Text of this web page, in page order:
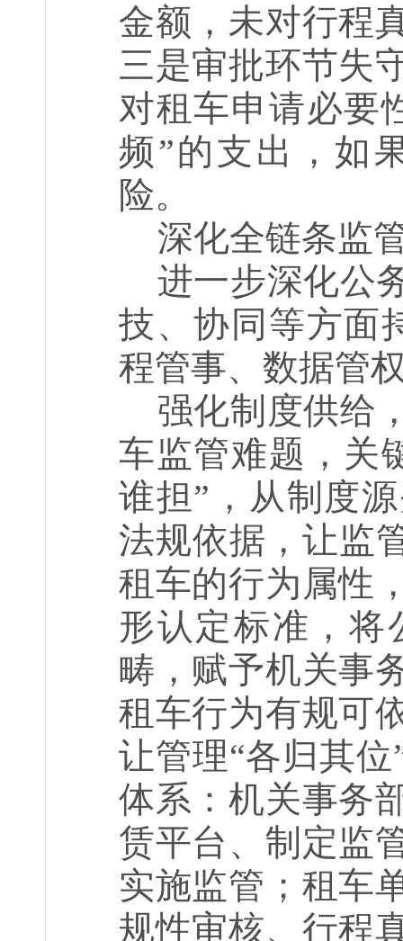
金额，未对行程
三是审批环节失
对租车申请必要
频”的支出，如
险。
深化全链条监
进一步深化公
技、协同等方面
程管事、数据管
强化制度供给
车监管难题，关
谁担”，从制度
法规依据，让监
租车的行为属性
形认定标准，将
畴，赋予机关事
租车行为有规可
让管理“各归其
体系：机关事务
赁平台、制定监
实施监管；租车
规性审核、行程